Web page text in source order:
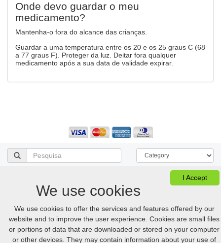
Onde devo guardar o meu
medicamento?
Mantenha-o fora do alcance das crianças.
Guardar a uma temperatura entre os 20 e os 25 graus C (68
a 77 graus F). Proteger da luz. Deitar fora qualquer
medicamento após a sua data de validade expirar.
© 2005-2026 Online.hellpinmeds24.net. Todos os direitos reservados
Online.hellpinmeds24.net Ltd. is licensed online pharmacy.
International license number 054-23180876 issued 05/21/2025.
US:+1 (888) 243-74-06 GB:+44 (800) 041-87-44
CA
+1 (778) 200-7422 AU: +61 (291) 586-524
I Accept
We use cookies
We use cookies to offer the services and features offered by our
website and to improve the user experience. Cookies are small files
or portions of data that are downloaded or stored on your computer
or other devices. They may contain information about your use of